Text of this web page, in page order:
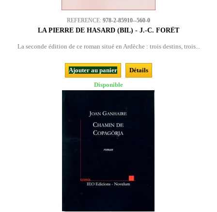
REFERENCE: 978-2-85910--560-0
LA PIERRE DE HASARD (BIL) - J.-C. FORÊT
La seconde édition de ce roman situé en Ardèche : trois destins, trois...
Ajouter au panier
Détails
Disponible